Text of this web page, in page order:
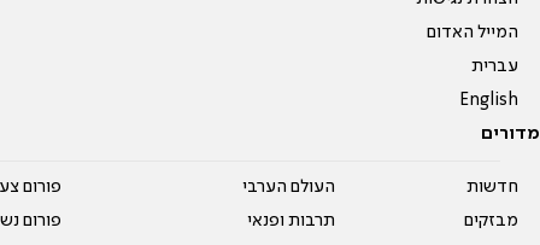
המייל האדום
עברית
English
מדורים
חדשות
מבזקים
העולם הערבי
תרבות ופנאי
פורום
פורום